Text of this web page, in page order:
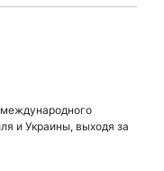
и Украины, выходя за